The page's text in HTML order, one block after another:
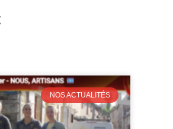
NOS ACTUALITÉS